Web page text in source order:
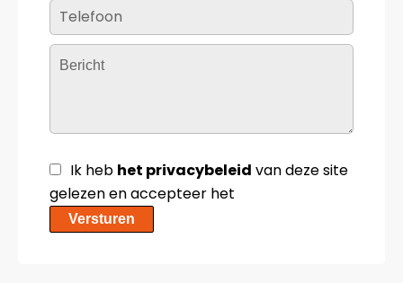
Ik heb het privacybeleid van deze site
gelezen en accepteer het
Versturen